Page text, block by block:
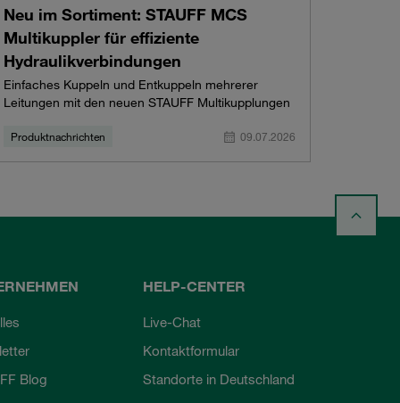
Neu im Sortiment: STAUFF MCS
Multikuppler für effiziente
Hydraulikverbindungen
Einfaches Kuppeln und Entkuppeln mehrerer
Leitungen mit den neuen STAUFF Multikupplungen
Produktnachrichten 09.07.2026
Blog
HELP-CENTER
Live-Chat
Kontaktformular
Standorte in Deutschland